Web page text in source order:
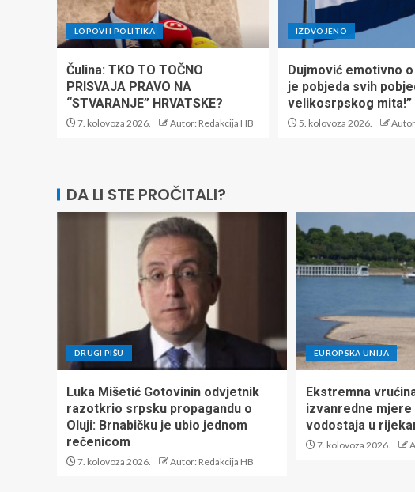
LOPOVI I POLITIKA
Čulina: TKO TO TOČNO
PRISVAJA PRAVO NA
“STVARANJE” HRVATSKE?
7. kolovoza 2026. Autor: Redakcija HB
IZDVOJENO
Dujmović emotivno o
je pobjeda svih
velikosrpskog mita!”
5. kolovoza 2026.
DA LI STE PROČITALI?
DRUGI PIŠU
Luka Mišetić Gotovinin odvjetnik
razotkrio srpsku propagandu o
Oluji: Brnabičku je ubio jednom
rečenicom
7. kolovoza 2026. Autor: Redakcija HB
EUROPSKA UNIJA
Ekstremna
izvanredne
vodostaja u
7. kolovoza 2026.